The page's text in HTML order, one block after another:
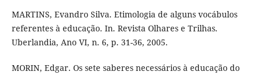
MARTINS, Evandro Silva. Etimologia de alguns vocábulos
referentes à educação. In. Revista Olhares e Trilhas.
Uberlandia, Ano VI, n. 6, p. 31-36, 2005.
MORIN, Edgar. Os sete saberes necessários à educação do